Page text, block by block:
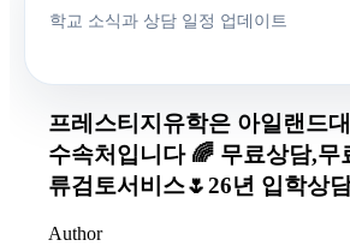
학교 소식과 상담 일정 업데이트
프레스티지유학은 아일랜드
수속처입니다 🌈 무료상담,무
류검토서비스🌷26년 입학상
Author